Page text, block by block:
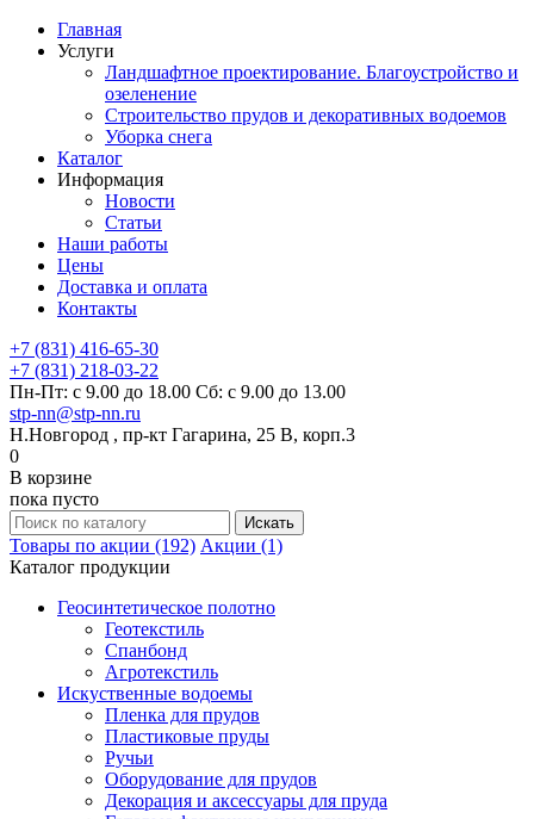
Главная
Услуги
Ландшафтное проектирование. Благоустройство и
озеленение
Строительство прудов и декоративных водоемов
Уборка снега
Каталог
Информация
Новости
Статьи
Наши работы
Цены
Доставка и оплата
Контакты
+7 (831) 416-65-30
+7 (831) 218-03-22
Пн-Пт: с 9.00 до 18.00 Сб: с 9.00 до 13.00
stp-nn@stp-nn.ru
Н.Новгород , пр-кт Гагарина, 25 В, корп.3
0
В корзине
пока пусто
Товары по акции (192) Акции (1)
Каталог продукции
Геосинтетическое полотно
Геотекстиль
Спанбонд
Агротекстиль
Искуственные водоемы
Пленка для прудов
Пластиковые пруды
Ручьи
Оборудование для прудов
Декорация и аксессуары для пруда